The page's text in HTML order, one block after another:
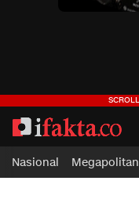
ifakta.co
#pastibenar
Nasional Megapolitan